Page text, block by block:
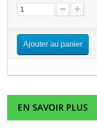
Ajouter au panier
EN SAVOIR PLUS